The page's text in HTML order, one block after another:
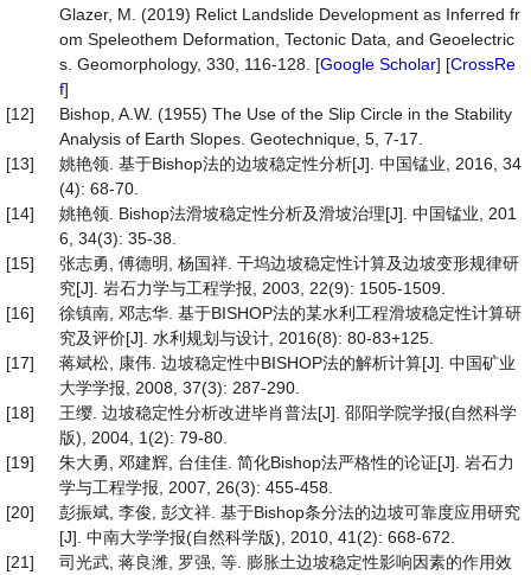
Glazer, M. (2019) Relict Landslide Development as Inferred fr
om Speleothem Deformation, Tectonic Data, and Geoelectric
s. Geomorphology, 330, 116-128. [Google Scholar] [CrossRe
f]
[12]
Bishop, A.W. (1955) The Use of the Slip Circle in the Stability
Analysis of Earth Slopes. Geotechnique, 5, 7-17.
[13]
姚艳领. 基于Bishop法的边坡稳定性分析[J]. 中国锰业, 2016, 34
(4): 68-70.
[14]
姚艳领. Bishop法滑坡稳定性分析及滑坡治理[J]. 中国锰业, 201
6, 34(3): 35-38.
[15]
张志勇, 傅德明, 杨国祥. 干坞边坡稳定性计算及边坡变形规律研
究[J]. 岩石力学与工程学报, 2003, 22(9): 1505-1509.
[16]
徐镇南, 邓志华. 基于BISHOP法的某水利工程滑坡稳定性计算研
究及评价[J]. 水利规划与设计, 2016(8): 80-83+125.
[17]
蒋斌松, 康伟. 边坡稳定性中BISHOP法的解析计算[J]. 中国矿业
大学学报, 2008, 37(3): 287-290.
[18]
王缨. 边坡稳定性分析改进毕肖普法[J]. 邵阳学院学报(自然科学
版), 2004, 1(2): 79-80.
[19]
朱大勇, 邓建辉, 台佳佳. 简化Bishop法严格性的论证[J]. 岩石力
学与工程学报, 2007, 26(3): 455-458.
[20]
彭振斌, 李俊, 彭文祥. 基于Bishop条分法的边坡可靠度应用研究
[J]. 中南大学学报(自然科学版), 2010, 41(2): 668-672.
[21]
司光武, 蒋良潍, 罗强, 等. 膨胀土边坡稳定性影响因素的作用效